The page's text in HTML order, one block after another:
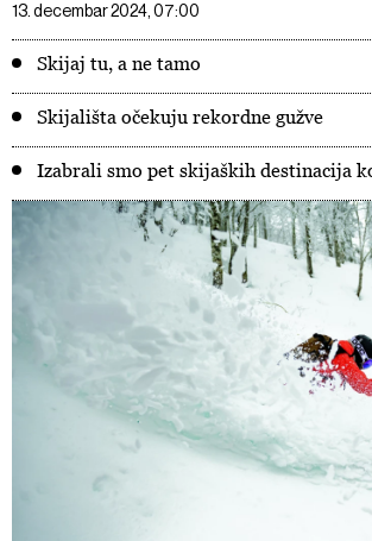
13. decembar 2024, 07:00
Skijaj tu, a ne tamo
Skijališta očekuju rekordne gužve
Izabrali smo pet skijaških destinacija